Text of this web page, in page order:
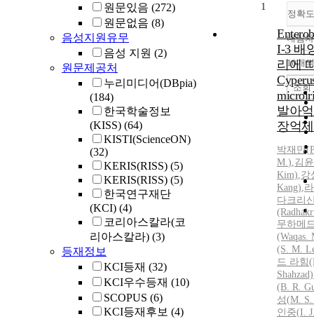
원문있음 (272)
원문없음 (8)
음성지원유무
음성 지원 (2)
원문제공처
누리미디어(DBpia)
(184)
한국학술정보
(KISS) (64)
KISTI(ScienceON)
(32)
KERIS(RISS) (5)
KERIS(RISS) (5)
한국연구재단
(KCI) (4)
코리아스칼라(코
리아스칼라) (3)
등재정보
KCI등재 (32)
KCI우수등재 (10)
SCOPUS (6)
KCI등재후보 (4)
정확
내림
10개
조회
1
I-3 배
리에
발아
장억
박재만(
M.),김
Kim),강
Kang),
다크리
무하메
(Waqas.
(S. M.
드 라힘
Shahzad)
(B. R.
성(M.
인중(I.